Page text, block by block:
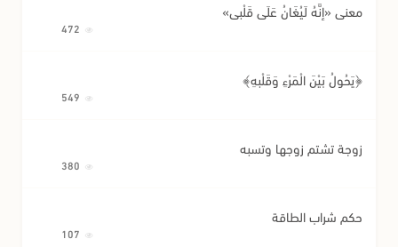
معنى «إِنَّهُ لَيُغَانُ عَلَى قَلْبِي»
﴿يَحُولُ بَيْنَ الْمَرْءِ وَقَلْبِهِ﴾
زوجة تشتم زوجها وتسبه
حكم شراب الطاقة